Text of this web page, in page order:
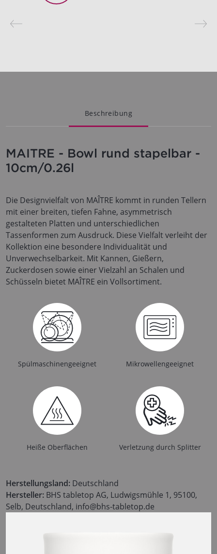
Beschreibung
MAITRE - Bowl rund stapelbar -
10cm/0.26l
Die Designvielfalt von MAÎTRE kommt in runden Tellern
mit einer breiten, tiefen Fahne, asymmetrisch
gestalteten Platten und unterschiedlichen
Tassenformen zum Ausdruck. Diese Vielfalt verleiht der
Kollektion eine besondere Individualität und
Unverwechselbarkeit. Mit Kannen, Gießern,
Zuckerdosen sowie einer Vielzahl an Schalen und
Schüsseln bietet MAÎTRE ein Vollsortiment.
Spülmaschinengeeignet Mikrowellengeeignet
Heiße Oberflächen Verletzung durch Splitter
Herstellungsland: Deutschland
Hersteller: BHS tabletop AG, Ludwigsmühle 1, 95100,
Selb, Deutschland, info@bhs-tabletop.de